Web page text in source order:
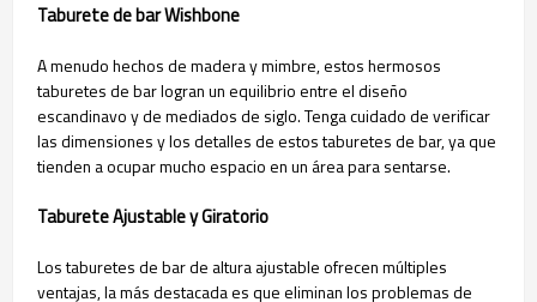
Taburete de bar Wishbone
A menudo hechos de madera y mimbre, estos hermosos
taburetes de bar logran un equilibrio entre el diseño
escandinavo y de mediados de siglo. Tenga cuidado de verificar
las dimensiones y los detalles de estos taburetes de bar, ya que
tienden a ocupar mucho espacio en un área para sentarse.
Taburete Ajustable y Giratorio
Los taburetes de bar de altura ajustable ofrecen múltiples
ventajas, la más destacada es que eliminan los problemas de